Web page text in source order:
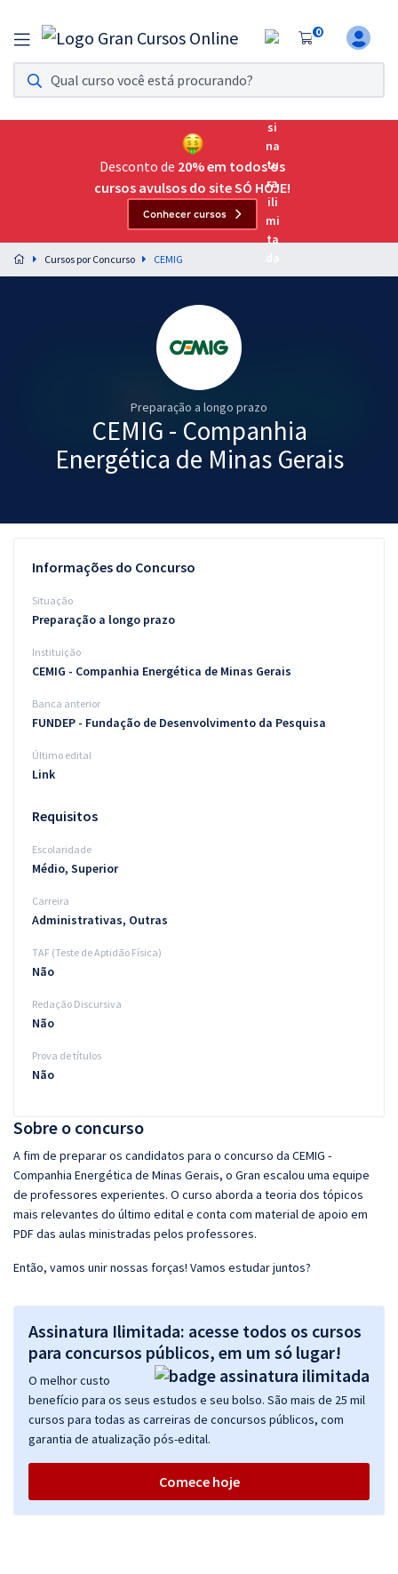
0
Assinatura Ilimitada 11
Acesso a todos os cursos. Teste grátis por 7 dias!
Assinatura OAB Até Passar
Acesso ilimitado a toda preparação para o Exame da
Preparação completa e intensiva para as principais
residências em saúde do Brasil
Graduação
Conteúdo gratuito
Blog
Desconto de 20% em todos os
cursos avulsos do site SÓ HOJE!
Conhecer cursos
Cursos por Concurso CEMIG
Preparação a longo prazo
CEMIG - Companhia
Energética de Minas Gerais
Sobre o concurso
A fim de preparar os candidatos para o concurso da CEMIG -
Companhia Energética de Minas Gerais, o Gran escalou uma equipe
de professores experientes. O curso aborda a teoria dos tópicos
mais relevantes do último edital e conta com material de apoio em
PDF das aulas ministradas pelos professores.
Então, vamos unir nossas forças! Vamos estudar juntos?
Assinatura Ilimitada: acesse todos os cursos
para concursos públicos, em um só lugar!
O melhor custo
benefício para os seus estudos e seu bolso. São mais de 25 mil
cursos para todas as carreiras de concursos públicos, com
garantia de atualização pós-edital.
Comece hoje
Informações do Concurso
Situação
Preparação a longo prazo
Instituição
CEMIG - Companhia Energética de Minas Gerais
Banca anterior
FUNDEP - Fundação de Desenvolvimento da Pesquisa
Último edital
Link
Requisitos
Escolaridade
Médio, Superior
Carreira
Administrativas, Outras
TAF (Teste de Aptidão Física)
Não
Redação Discursiva
Não
Prova de títulos
Não